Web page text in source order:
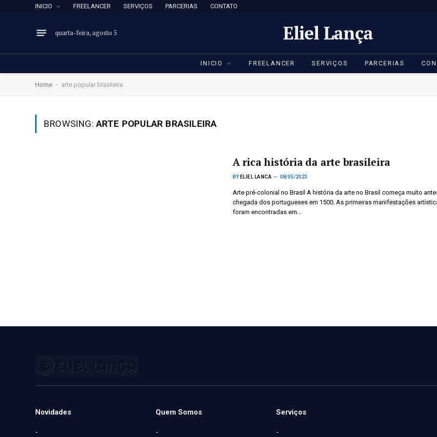
INICIO FREELANCER SERVIÇOS PARCERIAS CONTATO
quarta-feira, agosto 5 Eliel Lança
INICIO FREELANCER SERVIÇOS PARCERIAS
Home - arte popular brasileira
BROWSING:ARTE POPULAR BRASILEIRA
A rica história da arte brasileira
BY ELIEL LANCA 08/05/2023
Arte pré-colonial no Brasil A história da arte no Brasil começa muito
chegada dos portugueses em 1500. As primeiras manifestações
foram encontradas em…
Novidades
-
Quem Somos
-
Serviços
-